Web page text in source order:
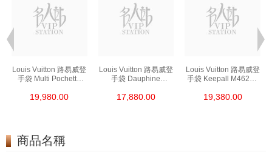
Louis Vuitton 路易威登
手袋 Multi Pochette
老花
19,980.00
Louis Vuitton 路易威登
手袋 Dauphine
17,880.00
Louis Vuitton 路易威登
手袋 Keepall M46271
19,380.00
商品名稱